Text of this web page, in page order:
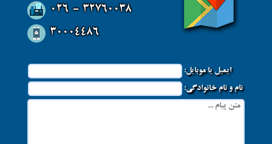
026 - 32760038
30004486
ایمیل یا موبایل:
نام و نام خانوادگی: